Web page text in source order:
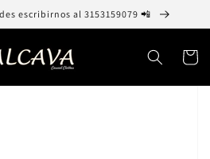
escribirnos al 3153159079 📲
Carrito